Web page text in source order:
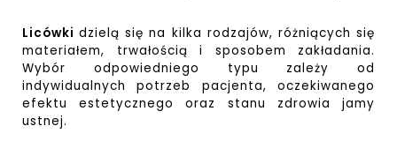
Licówkidzielą się na kilka rodzajów, różniących się
materiałem, trwałością i sposobem zakładania.
Wybór odpowiedniego typu zależy od
indywidualnych potrzeb pacjenta, oczekiwanego
efektu estetycznego oraz stanu zdrowia jamy
ustnej.